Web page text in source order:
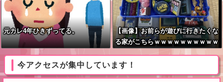
元カレ4年ひきずってる。
【画像】お前らが遊びに行きたくな
る家がこちらｗｗｗｗｗｗｗｗｗｗ
ｗｗｗｗｗｗ
今アクセスが集中しています！